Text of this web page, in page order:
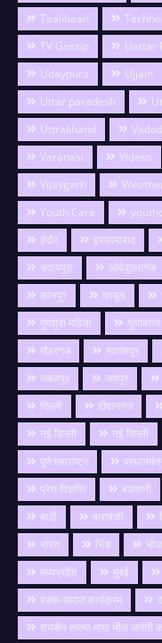
Taalibaan
TV Gossip
Uattar
Udaypura
Ujjain
Uttar paradesh
Uttrakhand
Varanasi
Videos
Vijaygarh
Youth Care
इंदौर
इस्लामाबाद
उदायपुरा
ओबेदुल्लागंज
कानपुर
काबुल
गुमशुदा महिला
गुलाबगंज
गौहरगंज
ग्यारसपुर
जबलपुर
जयपुर
दिल्ली
दीवानगंज
नई दिल्ली
नई दिल्ली
पुणे महाराष्ट्र
प्रेस विज्ञप्ति
बङवानी
बाडी
बाराबंकी
भारत
भिंड
मध्यप्रदेश
मुंबई
रजक समाज कार्यक्रम
रायसेन तात्या मामा भील जयंती